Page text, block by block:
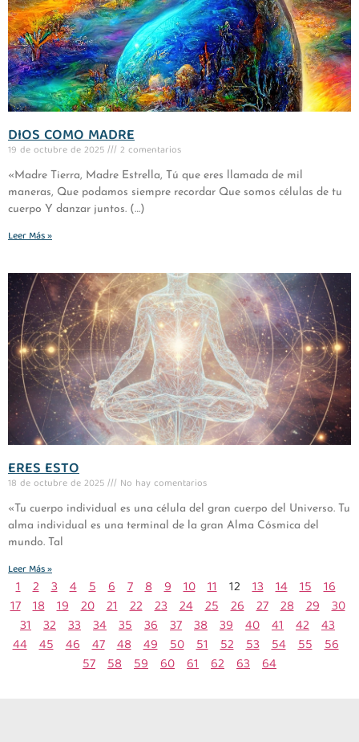
DIOS COMO MADRE
19 de octubre de 2025 2 comentarios
«Madre Tierra, Madre Estrella, Tú que eres llamada de mil
maneras, Que podamos siempre recordar Que somos células de tu
cuerpo Y danzar juntos. (…)
Leer Más »
ERES ESTO
18 de octubre de 2025 No hay comentarios
«Tu cuerpo individual es una célula del gran cuerpo del Universo. Tu
alma individual es una terminal de la gran Alma Cósmica del
mundo. Tal
Leer Más »
1 2 3 4 5 6 7 8 9 10 11 12 13 14 15 16
17 18 19 20 21 22 23 24 25 26 27 28 29 30
31 32 33 34 35 36 37 38 39 40 41 42 43
44 45 46 47 48 49 50 51 52 53 54 55 56
57 58 59 60 61 62 63 64